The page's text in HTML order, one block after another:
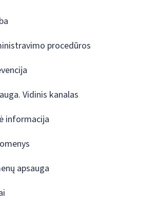
procedūros
Vidinis kanalas
informacija
apsauga